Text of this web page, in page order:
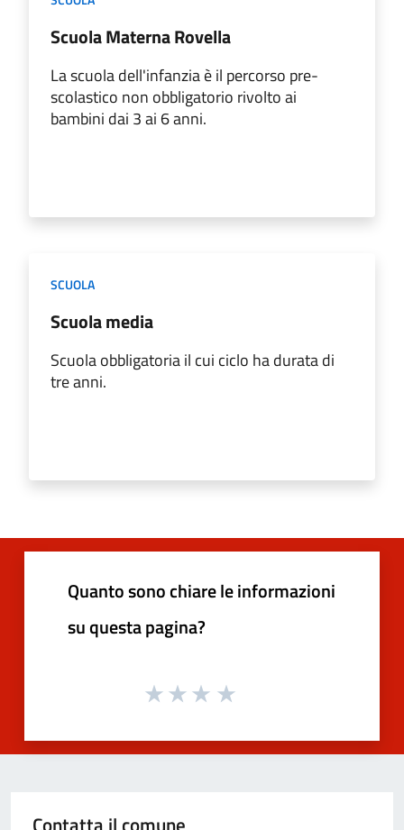
Scuola Materna Rovella
La scuola dell'infanzia è il percorso pre-
scolastico non obbligatorio rivolto ai
bambini dai 3 ai 6 anni.
SCUOLA
Scuola media
Scuola obbligatoria il cui ciclo ha durata di
tre anni.
Quanto sono chiare le informazioni
su questa pagina?